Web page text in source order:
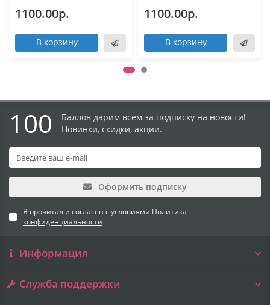
1100.00р.
В корзину
1100.00р.
В корзину
100
Баллов дарим всем за подписку на новости!
Новинки, скидки, акции.
Оформить подписку
Я прочитал и согласен с условиями Политика
конфиденциальности
Информация
Служба поддержки